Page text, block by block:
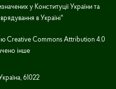
у Конституції України та
в Україні"
Creative Commons Attribution 4.0
інше
61022